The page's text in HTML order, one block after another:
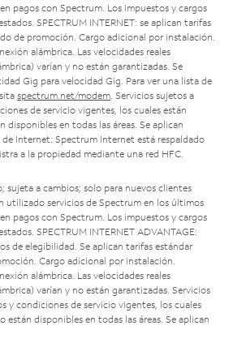
pagos con Spectrum. Los impuestos y cargos
SPECTRUM INTERNET: se aplican tarifas
de promoción. Cargo adicional por instalación.
alámbrica. Las velocidades reales
varían y no están garantizadas. Se
Gig para velocidad Gig. Para ver una lista de
spectrum.net/modem . Servicios sujetos a
de servicio vigentes, los cuales están
disponibles en todas las áreas. Se aplican
Internet: Spectrum Internet está respaldado
a la propiedad mediante una red HFC.
a cambios; solo para nuevos clientes
utilizado servicios de Spectrum en los últimos
pagos con Spectrum. Los impuestos y cargos
SPECTRUM INTERNET ADVANTAGE:
de elegibilidad. Se aplican tarifas estándar
Cargo adicional por instalación.
alámbrica. Las velocidades reales
varían y no están garantizadas. Servicios
y condiciones de servicio vigentes, los cuales
están disponibles en todas las áreas. Se aplican